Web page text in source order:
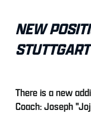
NEW
There is a new
Coach: Joseph